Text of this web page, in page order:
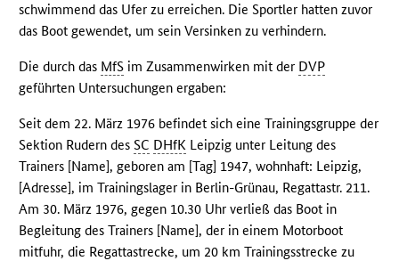
schwimmend das Ufer zu erreichen. Die Sportler hatten zuvor
das Boot gewendet, um sein Versinken zu verhindern.
Die durch das MfS im Zusammenwirken mit der DVP
geführten Untersuchungen ergaben:
Seit dem 22. März 1976 befindet sich eine Trainingsgruppe der
Sektion Rudern desSC DHfK Leipzig unter Leitung des
Trainers [Name], geboren am [Tag] 1947, wohnhaft: Leipzig,
[Adresse], im Trainingslager in Berlin-Grünau, Regattastr. 211.
Am 30. März 1976, gegen 10.30 Uhr verließ das Boot in
Begleitung des Trainers [Name], der in einem Motorboot
mitfuhr, die Regattastrecke, um 20 km Trainingsstrecke zu